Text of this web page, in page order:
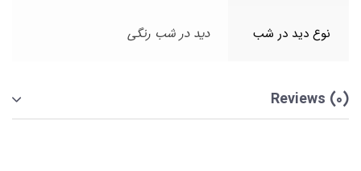
نوع دید در شب دید در شب رنگی
Reviews (0)